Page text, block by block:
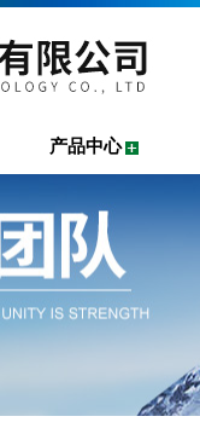
产品中心